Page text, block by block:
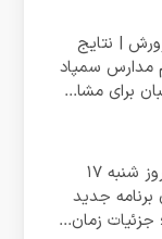
| نتایج
مدارس سمپاد
قطعی برق اصفهان در روز شنبه ۱۷
جدید
جزئیات زمان...